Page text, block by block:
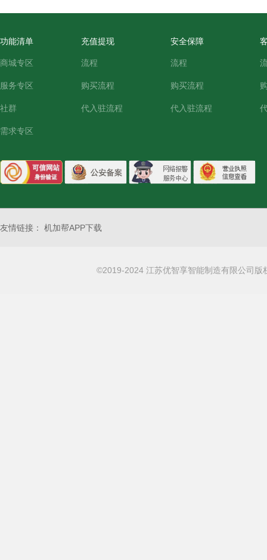
功能清单
商城专区
服务专区
社群
需求专区
充值提现
流程
购买流程
代入驻流程
安全保障
流程
购买流程
代入驻流程
友情链接： 机加帮APP下载
©2019-2024 江苏优智享智能制造有限公司